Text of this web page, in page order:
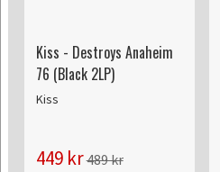
Kiss - Destroys Anaheim
76 (Black 2LP)
Kiss
449 kr489 kr